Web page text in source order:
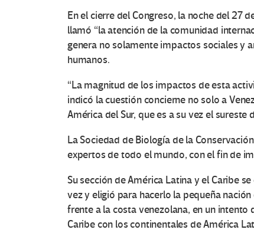
En el cierre del Congreso, la noche del 27
llamó “la atención de la comunidad
genera no solamente impactos sociales y
humanos.
“La magnitud de los impactos de esta
indicó la cuestión concierne no solo a
América del Sur, que es a su vez el sureste
La Sociedad de Biología de la
expertos de todo el mundo, con el fin de
Su sección de América Latina y el Caribe
vez y eligió para hacerlo la pequeña
frente a la costa venezolana, en un
Caribe con los continentales de América